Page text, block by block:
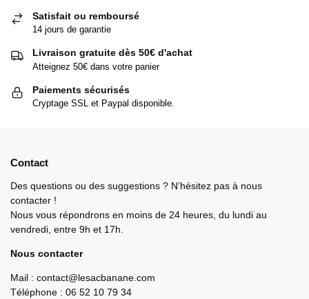
Satisfait ou remboursé
14 jours de garantie
Livraison gratuite dès 50€ d'achat
Atteignez 50€ dans votre panier
Paiements sécurisés
Cryptage SSL et Paypal disponible.
Contact
Des questions ou des suggestions ? N’hésitez pas à nous
contacter !
Nous vous répondrons en moins de 24 heures, du lundi au
vendredi, entre 9h et 17h.
Nous contacter
Mail : contact@lesacbanane.com
Téléphone : 06 52 10 79 34